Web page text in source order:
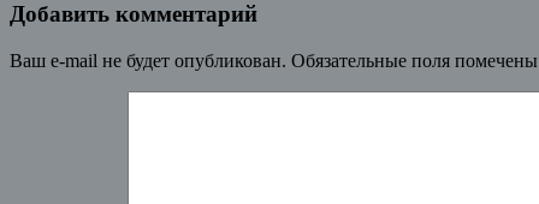
Добавить комментарий
Ваш e-mail не будет опубликован. Обязательные поля